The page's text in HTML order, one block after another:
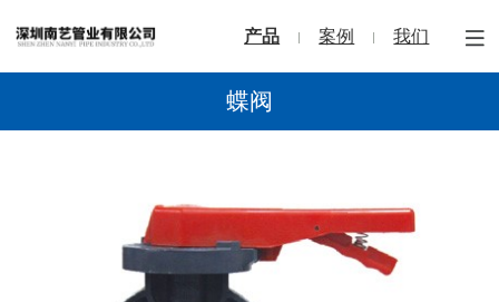
产品 案例 我们
蝶阀